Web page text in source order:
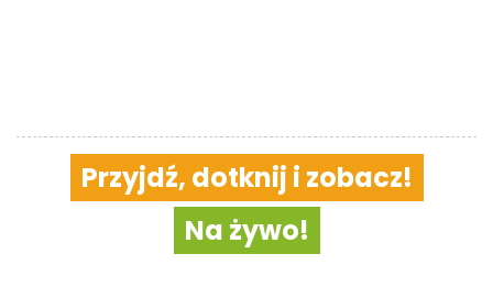
Przyjdź, dotknij i zobacz!
Na żywo!